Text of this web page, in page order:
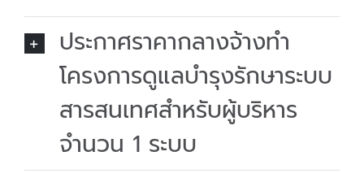
ประกาศราคากลางจ้างทำ
โครงการดูแลบำรุงรักษาระบบ
สารสนเทศสำหรับผู้บริหาร
จำนวน 1 ระบบ